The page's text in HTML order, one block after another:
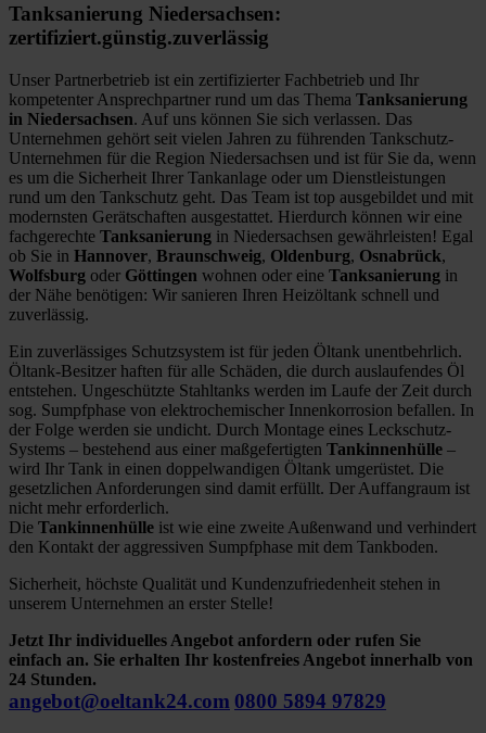
Tanksanierung Niedersachsen:
zertifiziert.günstig.zuverlässig
Unser Partnerbetrieb ist ein zertifizierter Fachbetrieb und Ihr
kompetenter Ansprechpartner rund um das Thema Tanksanierung
in Niedersachsen. Auf uns können Sie sich verlassen. Das
Unternehmen gehört seit vielen Jahren zu führenden Tankschutz-
Unternehmen für die Region Niedersachsen und ist für Sie da, wenn
es um die Sicherheit Ihrer Tankanlage oder um Dienstleistungen
rund um den Tankschutz geht. Das Team ist top ausgebildet und mit
modernsten Gerätschaften ausgestattet. Hierdurch können wir eine
fachgerechte Tanksanierung in Niedersachsen gewährleisten! Egal
ob Sie in Hannover, Braunschweig, Oldenburg, Osnabrück,
Wolfsburg oder Göttingen wohnen oder eine Tanksanierung in
der Nähe benötigen: Wir sanieren Ihren Heizöltank schnell und
zuverlässig.
Ein zuverlässiges Schutzsystem ist für jeden Öltank unentbehrlich.
Öltank-Besitzer haften für alle Schäden, die durch auslaufendes Öl
entstehen. Ungeschützte Stahltanks werden im Laufe der Zeit durch
sog. Sumpfphase von elektrochemischer Innenkorrosion befallen. In
der Folge werden sie undicht. Durch Montage eines Leckschutz-
Systems – bestehend aus einer maßgefertigten Tankinnenhülle –
wird Ihr Tank in einen doppelwandigen Öltank umgerüstet. Die
gesetzlichen Anforderungen sind damit erfüllt. Der Auffangraum ist
nicht mehr erforderlich.
Die Tankinnenhülle ist wie eine zweite Außenwand und verhindert
den Kontakt der aggressiven Sumpfphase mit dem Tankboden.
Sicherheit, höchste Qualität und Kundenzufriedenheit stehen in
unserem Unternehmen an erster Stelle!
Jetzt Ihr individuelles Angebot anfordern oder rufen Sie
einfach an. Sie erhalten Ihr kostenfreies Angebot innerhalb von
24 Stunden.
angebot@oeltank24.com 0800 5894 97829